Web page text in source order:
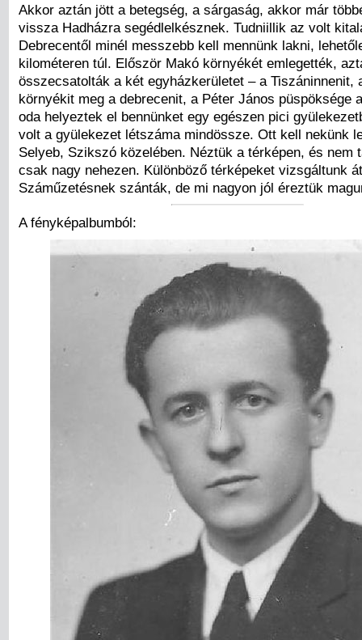
Akkor aztán jött a betegség, a sárgaság, akkor már
vissza Hadházra segédlelkésznek. Tudniillik az volt
Debrecentől minél messzebb kell mennünk lakni,
kilométeren túl. Először Makó környékét emlegették,
összecsatolták a két egyházkerületet – a Tiszáninnenit,
környékit meg a debrecenit, a Péter János püspöksége
oda helyeztek el bennünket egy egészen pici
volt a gyülekezet létszáma mindössze. Ott kell nekünk
Selyeb, Szikszó közelében. Néztük a térképen, és nem
csak nagy nehezen. Különböző térképeket vizsgáltunk
Száműzetésnek szánták, de mi nagyon jól éreztük
A fényképalbumból: